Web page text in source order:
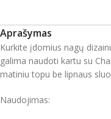
Aprašymas
Kurkite įdomius nagų
galima naudoti kartu su
matiniu topu be lipnaus
Naudojimas: